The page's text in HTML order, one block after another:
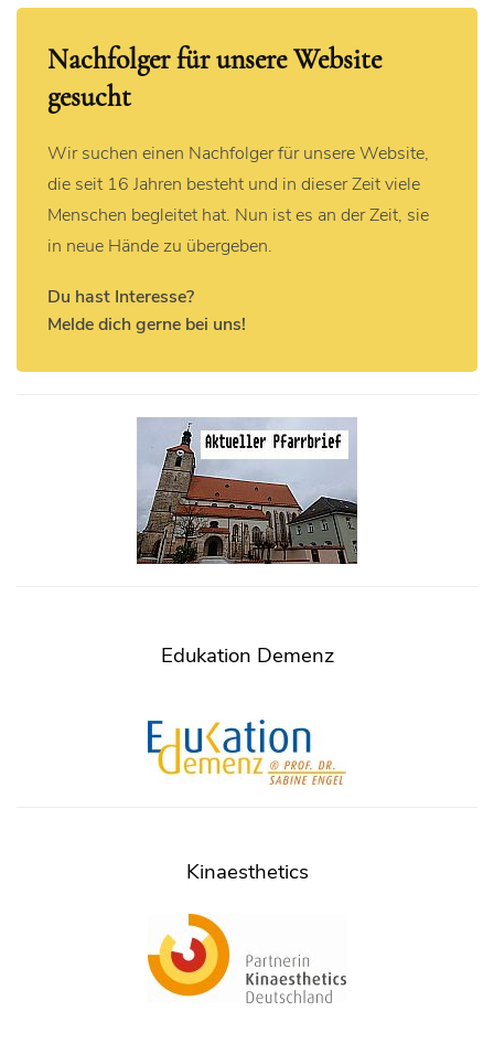
Nachfolger für unsere Website
gesucht
Wir suchen einen Nachfolger für unsere Website,
die seit 16 Jahren besteht und in dieser Zeit viele
Menschen begleitet hat. Nun ist es an der Zeit, sie
in neue Hände zu übergeben.
Du hast Interesse?
Melde dich gerne bei uns!
Edukation Demenz
Kinaesthetics